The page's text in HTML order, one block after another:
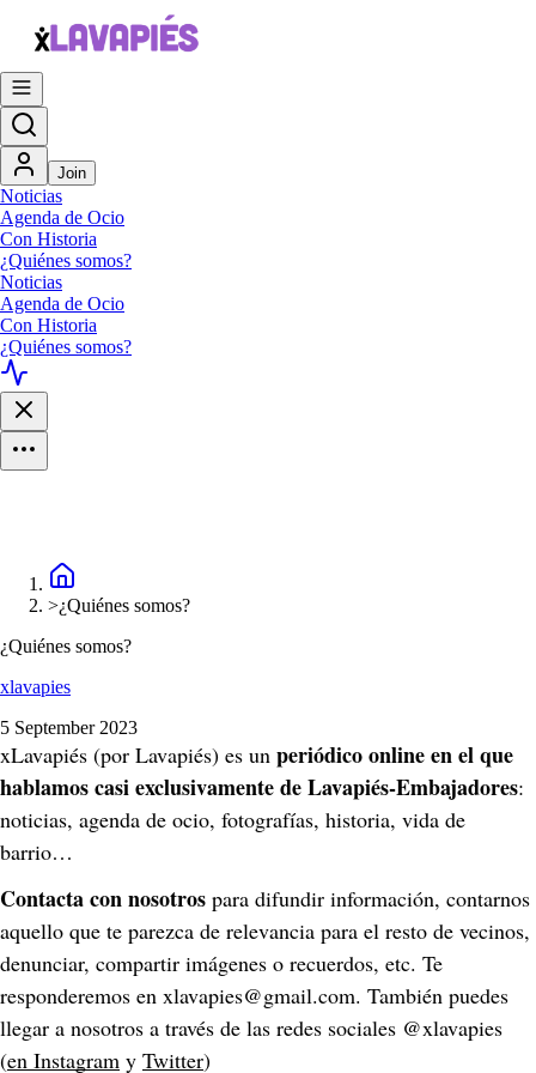
Join
Noticias
Agenda de Ocio
Con Historia
¿Quiénes somos?
Noticias
Agenda de Ocio
Con Historia
¿Quiénes somos?
>¿Quiénes somos?
¿Quiénes somos?
xlavapies
5 September 2023
xLavapiés (por Lavapiés) es un periódico online en el que
hablamos casi exclusivamente de Lavapiés-Embajadores:
noticias, agenda de ocio, fotografías, historia, vida de
barrio…
Contacta con nosotros para difundir información, contarnos
aquello que te parezca de relevancia para el resto de vecinos,
denunciar, compartir imágenes o recuerdos, etc. Te
responderemos en xlavapies@gmail.com. También puedes
llegar a nosotros a través de las redes sociales @xlavapies
(en Instagram y Twitter)